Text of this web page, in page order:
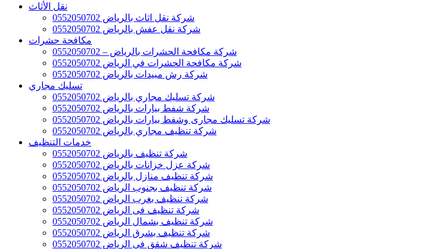
نقل الأثاث
شركة نقل اثاث بالرياض 0552050702
شركة نقل عفش بالرياض 0552050702
مكافحة حشرات
شركة مكافحة الحشرات بالرياض – 0552050702
شركة مكافحة الحشرات في الرياض 0552050702
شركة رش مبيدات بالرياض 0552050702
تسليك مجاري
شركة تسليك مجاري بالرياض 0552050702
شركة شفط بيارات بالرياض 0552050702
شركة تسليك مجارى وشفط بيارات بالرياض 0552050702
شركة تنظيف مجاري بالرياض 0552050702
خدمات التنظيف
شركة تنظيف بالرياض 0552050702
شركة عزل خزانات بالرياض 0552050702
شركة تنظيف منازل بالرياض 0552050702
شركة تنظيف بجنوب الرياض 0552050702
شركة تنظيف بغرب الرياض 0552050702
شركة تنظيف فى الرياض 0552050702
شركة تنظيف بشمال الرياض 0552050702
شركة تنظيف بشرق الرياض 0552050702
شركة تنظيف شقق فى الرياض 0552050702